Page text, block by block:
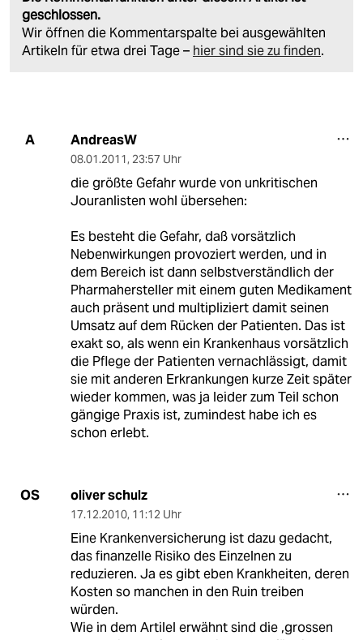
geschlossen.
Wir öffnen die Kommentarspalte bei ausgewählten
Artikeln für etwa drei Tage – hier sind sie zu finden.
A AndreasW
08.01.2011, 23:57 Uhr
die größte Gefahr wurde von unkritischen
Jouranlisten wohl übersehen:
Es besteht die Gefahr, daß vorsätzlich
Nebenwirkungen provoziert werden, und in
dem Bereich ist dann selbstverständlich der
Pharmahersteller mit einem guten Medikament
auch präsent und multipliziert damit seinen
Umsatz auf dem Rücken der Patienten. Das ist
exakt so, als wenn ein Krankenhaus vorsätzlich
die Pflege der Patienten vernachlässigt, damit
sie mit anderen Erkrankungen kurze Zeit später
wieder kommen, was ja leider zum Teil schon
gängige Praxis ist, zumindest habe ich es
schon erlebt.
OS oliver schulz
17.12.2010, 11:12 Uhr
Eine Krankenversicherung ist dazu gedacht,
das finanzelle Risiko des Einzelnen zu
reduzieren. Ja es gibt eben Krankheiten, deren
Kosten so manchen in den Ruin treiben
würden.
Wie in dem Artilel erwähnt sind die ,grossen